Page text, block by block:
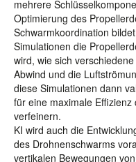
mehrere
Optimierung des
Schwarmkoordination
Simulationen die
wird, wie sich
Abwind und die
diese Simulationen dann
für eine maximale
verfeinern.
KI wird auch die
des Drohnenschwarms
vertikalen Bewegungen